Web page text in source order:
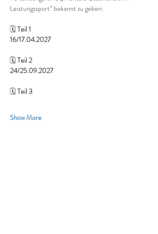
Leistungssport“ bekannt zu geben:
🗓️ Teil 1
16/17.04.2027
🗓️ Teil 2
24/25.09.2027
🗓️ Teil 3
Show More